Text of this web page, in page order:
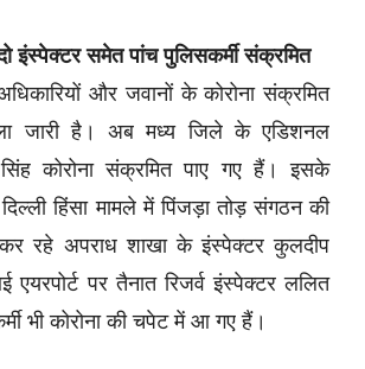
इंस्पेक्टर समेत पांच पुलिसकर्मी संक्रमित
और जवानों के कोरोना संक्रमित
जारी है। अब मध्य जिले के एडिशनल
सिंह कोरोना संक्रमित पाए गए हैं। इसके
दिल्ली हिंसा मामले में पिंजड़ा तोड़ संगठन की
रहे अपराध शाखा के इंस्पेक्टर कुलदीप
पर तैनात रिजर्व इंस्पेक्टर ललित
भी कोरोना की चपेट में आ गए हैं।